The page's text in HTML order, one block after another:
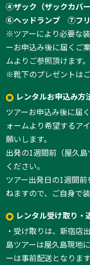
④ザック（ザックカバー
⑥ヘッドランプ
⑦フ
※ツアーにより必要な
ーお申込み後に届くご
ムよりご参照頂けます。
※靴下のプレゼントはご
レンタルお申込み方
ツアーお申込み後に届
ォームより希望するア
願いします。
出発の1週間前（屋久
ください。
ツアー出発日の1週間
ねますので、ご自身で
レンタル受け取り・
・受け取りは、新宿店
島ツアーは屋久島現地
ーは事前配送となります